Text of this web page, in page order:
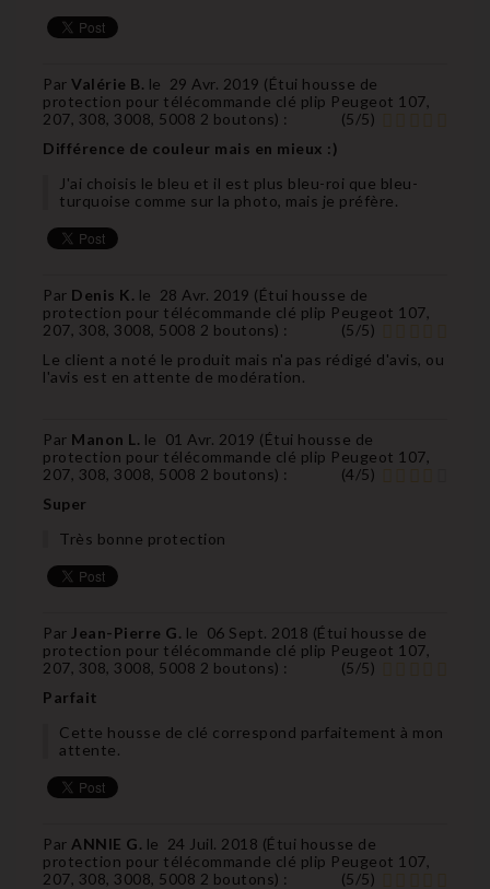
Par Valérie B. le 29 Avr. 2019 (Étui housse de
protection pour télécommande clé plip Peugeot 107,
207, 308, 3008, 5008 2 boutons) : (5/5)
Différence de couleur mais en mieux :)
J'ai choisis le bleu et il est plus bleu-roi que bleu-
turquoise comme sur la photo, mais je préfère.
Par Denis K. le 28 Avr. 2019 (Étui housse de
protection pour télécommande clé plip Peugeot 107,
207, 308, 3008, 5008 2 boutons) : (5/5)
Le client a noté le produit mais n'a pas rédigé d'avis, ou
l'avis est en attente de modération.
Par Manon L. le 01 Avr. 2019 (Étui housse de
protection pour télécommande clé plip Peugeot 107,
207, 308, 3008, 5008 2 boutons) : (4/5)
Super
Très bonne protection
Par Jean-Pierre G. le 06 Sept. 2018 (Étui housse de
protection pour télécommande clé plip Peugeot 107,
207, 308, 3008, 5008 2 boutons) : (5/5)
Parfait
Cette housse de clé correspond parfaitement à mon
attente.
Par ANNIE G. le 24 Juil. 2018 (Étui housse de
protection pour télécommande clé plip Peugeot 107,
207, 308, 3008, 5008 2 boutons) : (5/5)